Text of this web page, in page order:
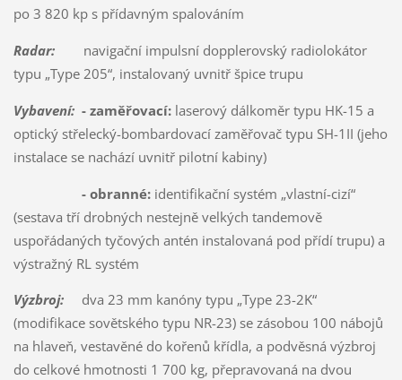
po 3 820 kp s přídavným spalováním
Radar:navigační impulsní dopplerovský radiolokátor
typu „Type 205“, instalovaný uvnitř špice trupu
Vybavení: - zaměřovací:laserový dálkoměr typu HK-15 a
optický střelecký-bombardovací zaměřovač typu SH-1II (jeho
instalace se nachází uvnitř pilotní kabiny)
- obranné:identifikační systém „vlastní-cizí“
(sestava tří drobných nestejně velkých tandemově
uspořádaných tyčových antén instalovaná pod přídí trupu) a
výstražný RL systém
Výzbroj:dva 23 mm kanóny typu „Type 23-2K“
(modifikace sovětského typu NR-23) se zásobou 100 nábojů
na hlaveň, vestavěné do kořenů křídla, a podvěsná výzbroj
do celkové hmotnosti 1 700 kg, přepravovaná na dvou